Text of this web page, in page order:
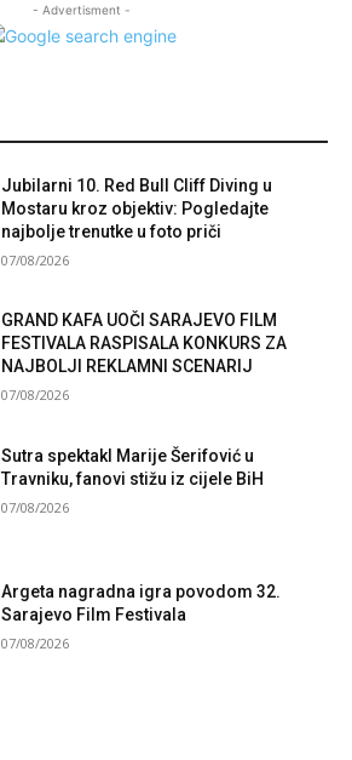
- Advertisment -
Jubilarni 10. Red Bull Cliff Diving u
Mostaru kroz objektiv: Pogledajte
najbolje trenutke u foto priči
07/08/2026
GRAND KAFA UOČI SARAJEVO FILM
FESTIVALA RASPISALA KONKURS ZA
NAJBOLJI REKLAMNI SCENARIJ
07/08/2026
Sutra spektakl Marije Šerifović u
Travniku, fanovi stižu iz cijele BiH
07/08/2026
Argeta nagradna igra povodom 32.
Sarajevo Film Festivala
07/08/2026